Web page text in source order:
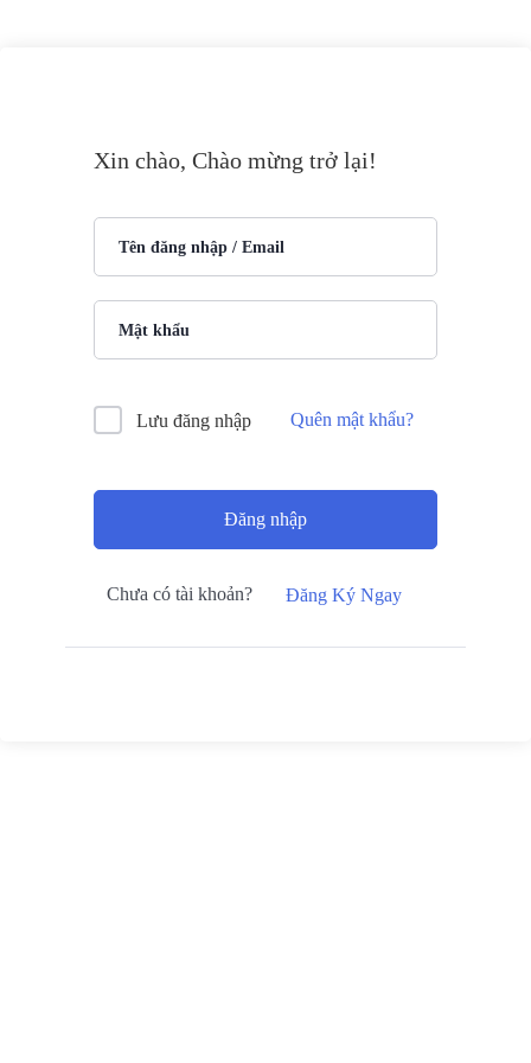
Xin chào, Chào mừng trở lại!
Lưu đăng nhập Quên mật khẩu?
Đăng nhập
Chưa có tài khoản? Đăng Ký Ngay